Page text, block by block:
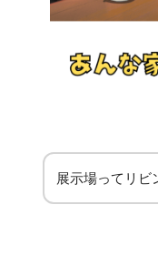
展示場ってリビ